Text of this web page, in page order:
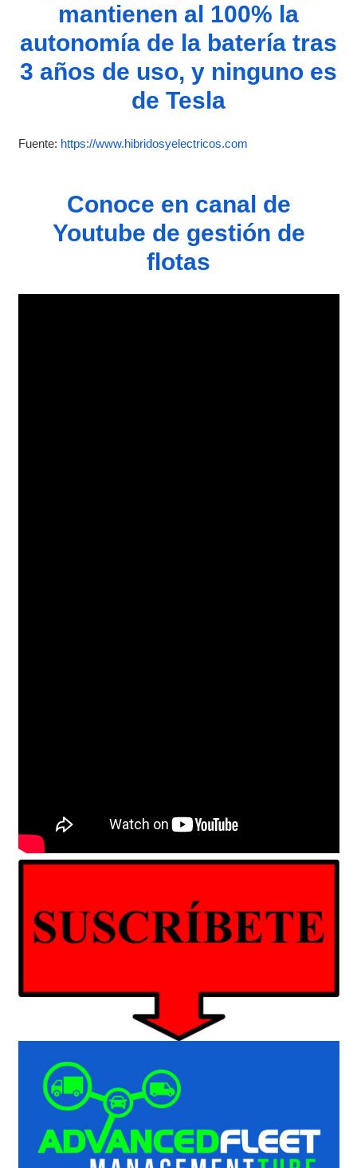
mantienen al 100% la
autonomía de la batería tras
3 años de uso, y ninguno es
de Tesla
Fuente: https://www.hibridosyelectricos.com
Conoce en canal de
Youtube de gestión de
flotas